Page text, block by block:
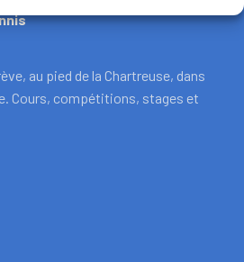
au pied de la Chartreuse, dans
Cours, compétitions, stages et